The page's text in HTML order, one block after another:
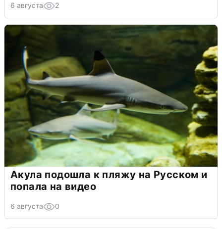
6 августа 2
Акула подошла к пляжу на Русском и
попала на видео
6 августа 0